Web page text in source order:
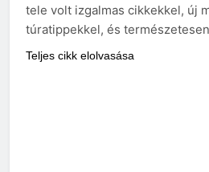
tele volt izgalmas cikkekkel, új
túratippekkel, és
Teljes cikk elolvasása